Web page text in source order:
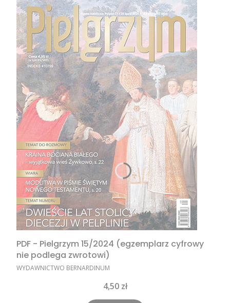
PDF - Pielgrzym 15/2024 (egzemplarz cyfrowy
nie podlega zwrotowi)
PRODUCENT
WYDAWNICTWO BERNARDINUM
Cena
4,50 zł